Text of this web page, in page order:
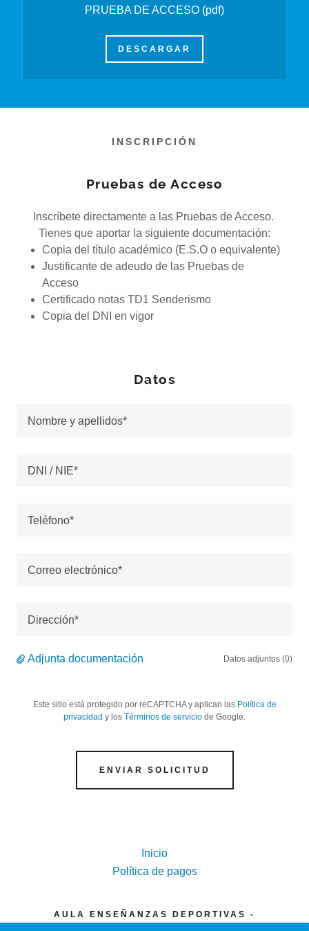
PRUEBA DE ACCESO (pdf)
DESCARGAR
INSCRIPCIÓN
Pruebas de Acceso
Inscríbete directamente a las Pruebas de Acceso.
Tienes que aportar la siguiente documentación:
Copia del título académico (E.S.O o equivalente)
Justificante de adeudo de las Pruebas de
Acceso
Certificado notas TD1 Senderismo
Copia del DNI en vigor
Datos
Nombre y apellidos*
DNI / NIE*
Teléfono*
Correo electrónico*
Dirección*
Adjunta documentación Datos adjuntos (0)
Este sitio está protegido por reCAPTCHA y aplican las Política de
privacidad y los Términos de servicio de Google.
ENVIAR SOLICITUD
Inicio
Política de pagos
AULA ENSEÑANZAS DEPORTIVAS -